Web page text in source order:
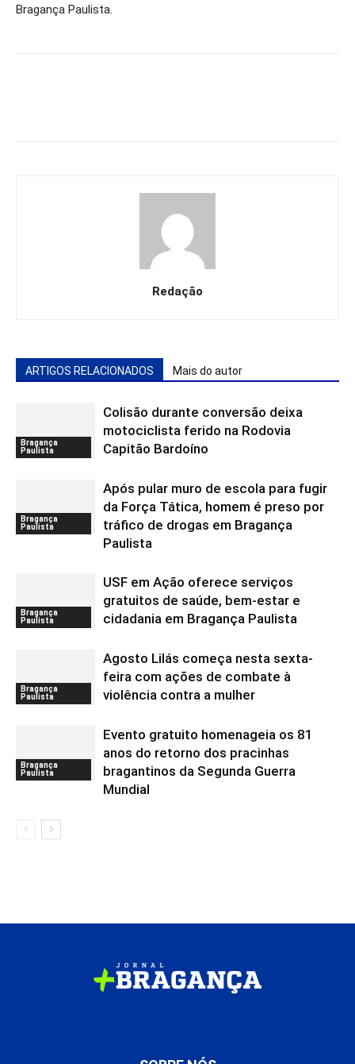
Bragança Paulista.
Redação
ARTIGOS RELACIONADOS Mais do autor
Bragança
Paulista
Colisão durante conversão deixa
motociclista ferido na Rodovia
Capitão Bardoíno
Bragança
Paulista
Após pular muro de escola para fugir
da Força Tática, homem é preso por
tráfico de drogas em Bragança
Paulista
Bragança
Paulista
USF em Ação oferece serviços
gratuitos de saúde, bem-estar e
cidadania em Bragança Paulista
Bragança
Paulista
Agosto Lilás começa nesta sexta-
feira com ações de combate à
violência contra a mulher
Bragança
Paulista
Evento gratuito homenageia os 81
anos do retorno dos pracinhas
bragantinos da Segunda Guerra
Mundial